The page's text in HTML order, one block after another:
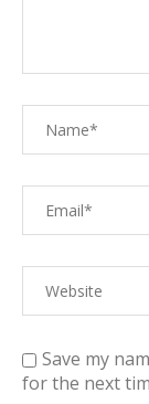
Save my
for the next